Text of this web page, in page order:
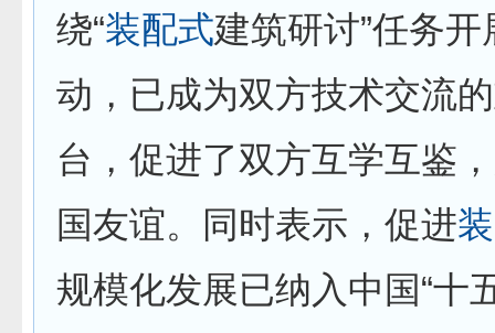
绕“装配式建筑研讨”任务
动，已成为双方技术交流
台，促进了双方互学互鉴
国友谊。同时表示，促进
规模化发展已纳入中国“十